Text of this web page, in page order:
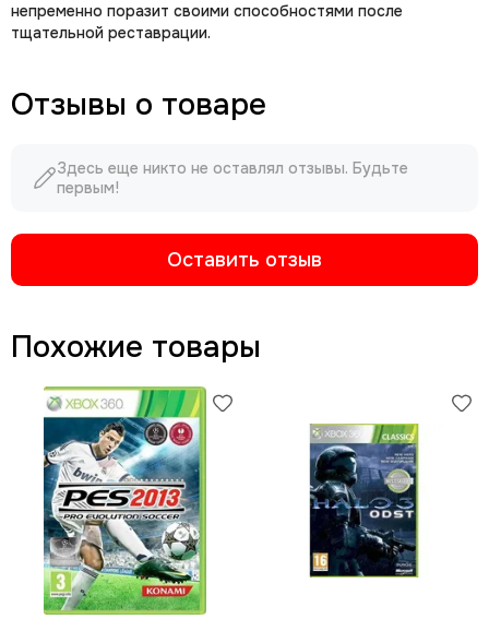
непременно поразит своими способностями после
тщательной реставрации.
Отзывы о товаре
Здесь еще никто не оставлял отзывы. Будьте
первым!
Оставить отзыв
Похожие товары